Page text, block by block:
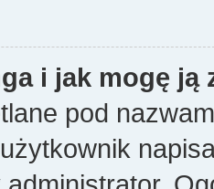
i jak mogę ją
pod